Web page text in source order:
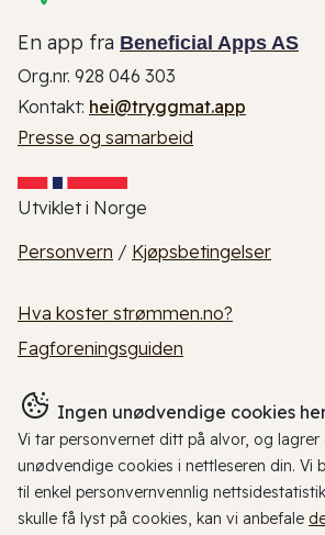
En app fra Beneficial Apps AS
Org.nr. 928 046 303
Kontakt: hei@tryggmat.app
Presse og samarbeid
Utviklet i Norge
Personvern / Kjøpsbetingelser
Hva koster strømmen.no?
Fagforeningsguiden
Ingen unødvendige cookies
Vi tar personvernet ditt på alvor, og lagrer
unødvendige cookies i nettleseren din. Vi
til enkel personvernvennlig
skulle få lyst på cookies, kan vi anbefale